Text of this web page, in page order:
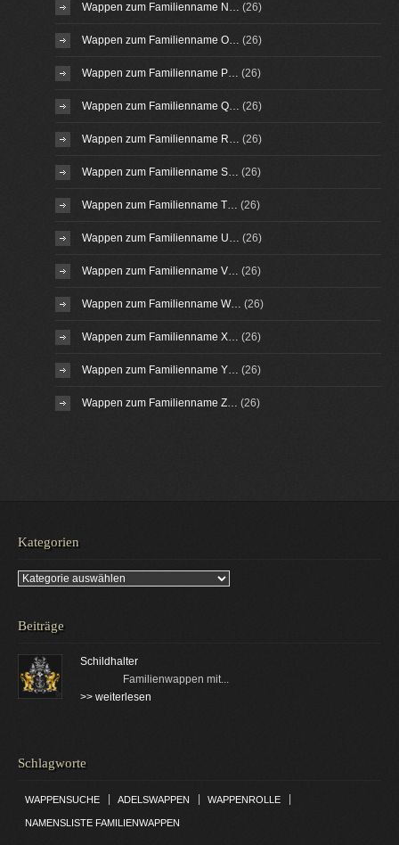
Wappen zum Familienname N… (26)
Wappen zum Familienname O… (26)
Wappen zum Familienname P… (26)
Wappen zum Familienname Q… (26)
Wappen zum Familienname R… (26)
Wappen zum Familienname S… (26)
Wappen zum Familienname T… (26)
Wappen zum Familienname U… (26)
Wappen zum Familienname V… (26)
Wappen zum Familienname W… (26)
Wappen zum Familienname X… (26)
Wappen zum Familienname Y… (26)
Wappen zum Familienname Z… (26)
Kategorien
Kategorien
Beiträge
Schildhalter
Familienwappen mit...
>> weiterlesen
Schlagworte
WAPPENSUCHE ADELSWAPPEN WAPPENROLLE
NAMENSLISTE FAMILIENWAPPEN